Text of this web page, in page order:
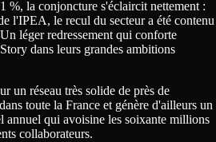
%, la conjoncture s'éclaircit nettement :
l'IPEA, le recul du secteur a été contenu
léger redressement qui conforte
dans leurs grandes ambitions
un réseau très solide de près de
toute la France et génère d'ailleurs un
annuel qui avoisine les soixante millions
collaborateurs.